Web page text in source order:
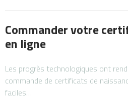
Commander votre
en ligne
Les progrès technologiques ont
commande de certificats de
faciles…